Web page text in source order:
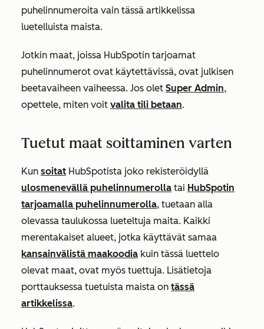
puhelinnumeroita vain tässä artikkelissa
luetelluista maista.
Jotkin maat, joissa HubSpotin tarjoamat
puhelinnumerot ovat käytettävissä, ovat julkisen
beetavaiheen vaiheessa. Jos olet Super Admin,
opettele, miten voit valita tili betaan.
Tuetut maat soittaminen varten
Kun soitat HubSpotista joko rekisteröidyllä
ulosmenevällä puhelinnumerolla tai HubSpotin
tarjoamalla puhelinnumerolla, tuetaan alla
olevassa taulukossa lueteltuja maita. Kaikki
merentakaiset alueet, jotka käyttävät samaa
kansainvälistä maakoodia kuin tässä luettelo
olevat maat, ovat myös tuettuja. Lisätietoja
porttauksessa tuetuista maista on tässä
artikkelissa.